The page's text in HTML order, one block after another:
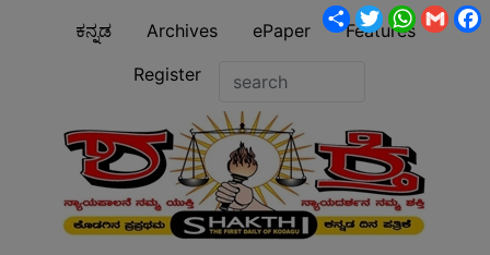
ಕನ್ನಡ Archives ePaper
Features
Register
ShareTwitter